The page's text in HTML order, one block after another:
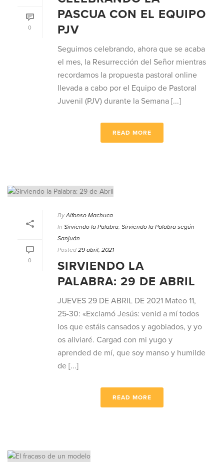
0
PASCUA CON EL EQUIPO
PJV
Seguimos celebrando, ahora que se acaba
el mes, la Resurrección del Señor mientras
recordamos la propuesta pastoral online
llevada a cabo por el Equipo de Pastoral
Juvenil (PJV) durante la Semana [...]
READ MORE
0
By Alfonso Machuca
In Sirviendo la Palabra, Sirviendo la Palabra según
Sanjuán
Posted 29 abril, 2021
SIRVIENDO LA
PALABRA: 29 DE ABRIL
JUEVES 29 DE ABRIL DE 2021 Mateo 11,
25-30: «Exclamó Jesús: venid a mí todos
los que estáis cansados y agobiados, y yo
os aliviaré. Cargad con mi yugo y
aprended de mí, que soy manso y humilde
de [...]
READ MORE